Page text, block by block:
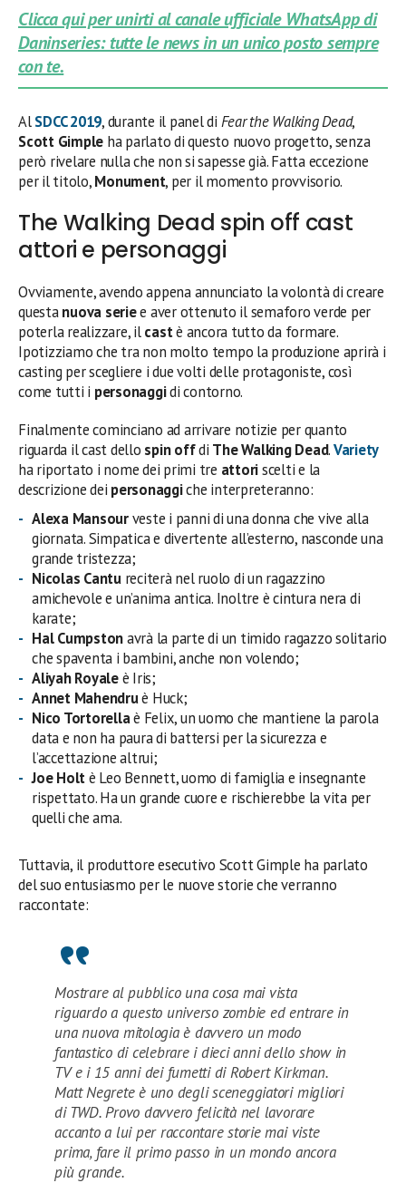
Clicca qui per unirti al canale ufficiale WhatsApp di
Daninseries: tutte le news in un unico posto sempre
con te.
AlSDCC 2019, durante il panel di Fear the Walking Dead,
Scott Gimple ha parlato di questo nuovo progetto, senza
però rivelare nulla che non si sapesse già. Fatta eccezione
per il titolo,Monument, per il momento provvisorio.
The Walking Dead spin off cast
attori e personaggi
Ovviamente, avendo appena annunciato la volontà di creare
questanuova seriee aver ottenuto il semaforo verde per
poterla realizzare, ilcastè ancora tutto da formare.
Ipotizziamo che tra non molto tempo la produzione aprirà i
casting per scegliere i due volti delle protagoniste, così
come tutti i personaggidi contorno.
Finalmente cominciano ad arrivare notizie per quanto
riguarda il cast dello spin offdi The Walking Dead.Variety
ha riportato i nome dei primi tre attoriscelti e la
descrizione dei personaggiche interpreteranno:
Alexa Mansourveste i panni di una donna che vive alla
giornata. Simpatica e divertente all’esterno, nasconde una
grande tristezza;
Nicolas Cantureciterà nel ruolo di un ragazzino
amichevole e un’anima antica. Inoltre è cintura nera di
karate;
Hal Cumpstonavrà la parte di un timido ragazzo solitario
che spaventa i bambini, anche non volendo;
Aliyah Royaleè Iris;
Annet Mahendruè Huck;
Nico Tortorellaè Felix, un uomo che mantiene la parola
data e non ha paura di battersi per la sicurezza e
l’accettazione altrui;
Joe Holtè Leo Bennett, uomo di famiglia e insegnante
rispettato. Ha un grande cuore e rischierebbe la vita per
quelli che ama.
Tuttavia, il produttore esecutivo Scott Gimple ha parlato
del suo entusiasmo per le nuove storie che verranno
raccontate:
Mostrare al pubblico una cosa mai vista
riguardo a questo universo zombie ed entrare in
una nuova mitologia è davvero un modo
fantastico di celebrare i dieci anni dello show in
TV e i 15 anni dei fumetti di Robert Kirkman.
Matt Negrete è uno degli sceneggiatori migliori
di TWD. Provo davvero felicità nel lavorare
accanto a lui per raccontare storie mai viste
prima, fare il primo passo in un mondo ancora
più grande.